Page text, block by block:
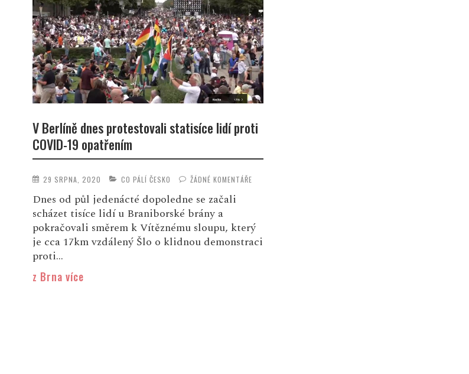
V Berlíně dnes protestovali statisíce lidí proti
COVID-19 opatřením
29 SRPNA, 2020 CO PÁLÍ ČESKO ŽÁDNÉ KOMENTÁŘE
Dnes od půl jedenácté dopoledne se začali
scházet tisíce lidí u Braniborské brány a
pokračovali směrem k Vítěznému sloupu, který
je cca 17km vzdálený Šlo o klidnou demonstraci
proti...
z Brna více